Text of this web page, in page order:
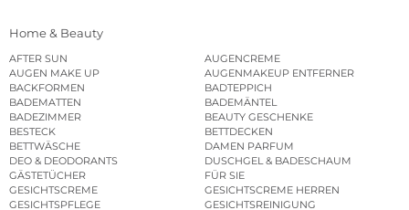
Home & Beauty
AFTER SUN
AUGENCREME
AUGEN MAKE UP
AUGENMAKEUP ENTFERNER
BACKFORMEN
BADTEPPICH
BADEMATTEN
BADEMÄNTEL
BADEZIMMER
BEAUTY GESCHENKE
BESTECK
BETTDECKEN
BETTWÄSCHE
DAMEN PARFUM
DEO & DEODORANTS
DUSCHGEL & BADESCHAUM
GÄSTETÜCHER
FÜR SIE
GESICHTSCREME
GESICHTSCREME HERREN
GESICHTSPFLEGE
GESICHTSREINIGUNG